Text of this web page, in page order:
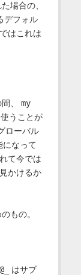
場合の、
デフォル
はこれは
、 my
うことが
ローバル
になって
て今では
かけるか
もの。
@_
はサブ